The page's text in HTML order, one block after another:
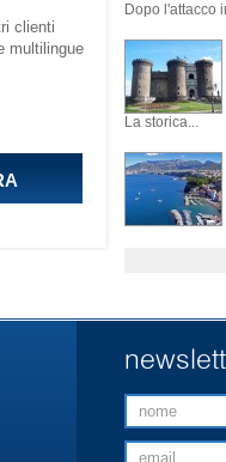
clienti
multilingue
Dopo l'attacco
La storica...